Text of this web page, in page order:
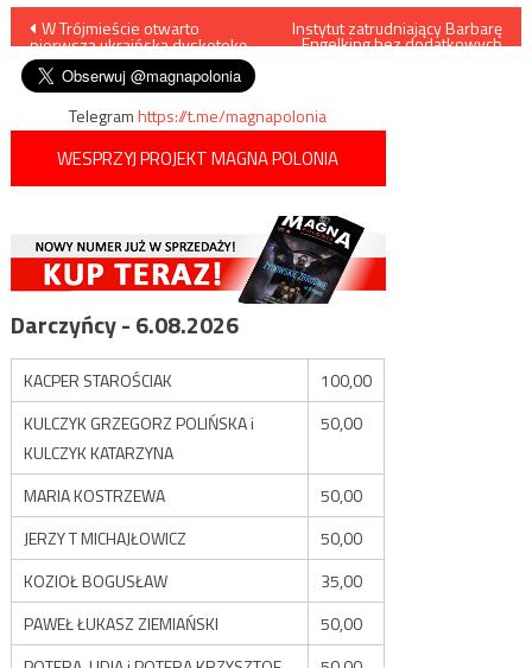
Nawigacja
wpisu
W Trójmieście otwarto
pierwszą ukraińską dyskotekę
Instytut zatrudniający Barbarę
Engelking bez dodatkowych
Telegramhttps://t.me/magnapolonia
WESPRZYJ PROJEKT MAGNA POLONIA
Darczyńcy - 6.08.2026
KACPER STAROŚCIAK
100,00
KULCZYK GRZEGORZ POLIŃSKA i
KULCZYK KATARZYNA
50,00
MARIA KOSTRZEWA
50,00
JERZY T MICHAJŁOWICZ
50,00
KOZIOŁ BOGUSŁAW
35,00
PAWEŁ ŁUKASZ ZIEMIAŃSKI
50,00